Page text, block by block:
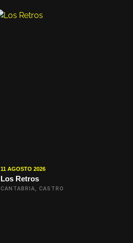
11 AGOSTO 2026
Los Retros
CANTABRIA, CASTRO